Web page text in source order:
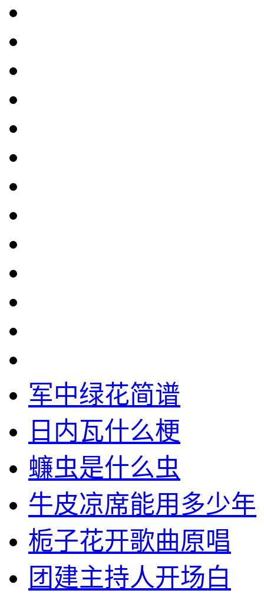
军中绿花简谱
日内瓦什么梗
蠊虫是什么虫
牛皮凉席能用多少年
栀子花开歌曲原唱
团建主持人开场白